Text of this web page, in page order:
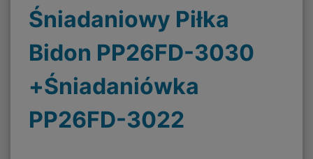
Śniadaniowy Piłka
Bidon PP26FD-3030
+Śniadaniówka
PP26FD-3022